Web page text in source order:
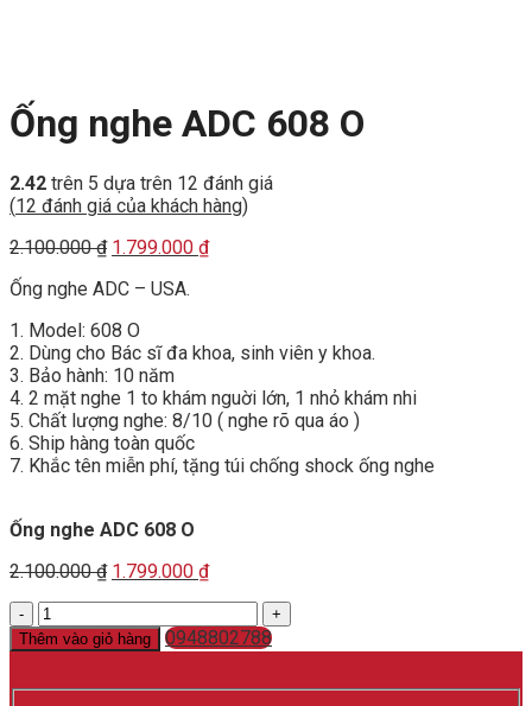
Ống nghe ADC 608 O
2.42 trên 5 dựa trên 12 đánh giá
(12 đánh giá của khách hàng)
2.100.000₫ Original
was:
1.799.000 ₫Current
Ống nghe ADC – USA.
1. Model: 608 O
2. Dùng cho Bác sĩ đa khoa, sinh viên y khoa.
3. Bảo hành: 10 năm
4. 2 mặt nghe 1 to khám nguời lớn, 1 nhỏ khám nhi
5. Chất lượng nghe: 8/10 ( nghe rõ qua áo )
6. Ship hàng toàn quốc
7. Khắc tên miễn phí, tặng túi chống shock ống nghe
Ống nghe ADC 608 O
2.100.000₫ Original
2.100.000 ₫.
1.799.000 ₫Current
1.799.000 ₫.
Ống
nghe
ADC
Thêm vào giỏ hàng 0948802788